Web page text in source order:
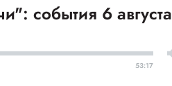
события 6 августа
53:17